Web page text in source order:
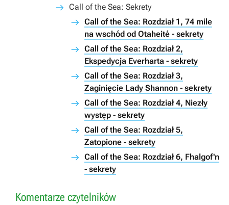
Call of the Sea: Sekrety
Call of the Sea: Rozdział 1, 74 mile
na wschód od Otaheité - sekrety
Call of the Sea: Rozdział 2,
Ekspedycja Everharta - sekrety
Call of the Sea: Rozdział 3,
Zaginięcie Lady Shannon - sekrety
Call of the Sea: Rozdział 4, Niezły
występ - sekrety
Call of the Sea: Rozdział 5,
Zatopione - sekrety
Call of the Sea: Rozdział 6, Fhalgof'n
- sekrety
Komentarze czytelników